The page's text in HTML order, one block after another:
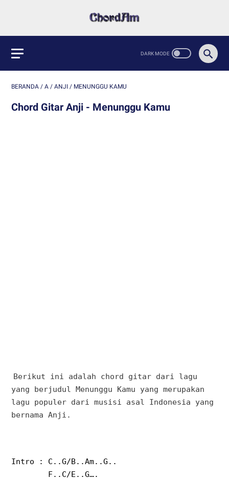
BERANDA / A / ANJI / MENUNGGU KAMU
Chord Gitar Anji - Menunggu Kamu
Berikut ini adalah chord gitar dari lagu
yang berjudul Menunggu Kamu yang merupakan
lagu populer dari musisi asal Indonesia yang
bernama Anji.
Intro : C..G/B..Am..G..
F..C/E..G….